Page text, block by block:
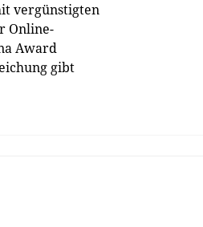
vergünstigten
Online-
Award
gibt